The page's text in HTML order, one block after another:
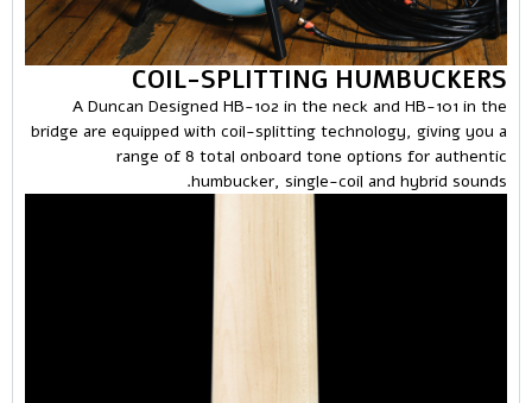
COIL-SPLITTING HUMBUCKERS
A Duncan Designed HB-102 in the neck and HB-101 in the
bridge are equipped with coil-splitting technology, giving you a
range of 8 total onboard tone options for authentic
humbucker, single-coil and hybrid sounds.